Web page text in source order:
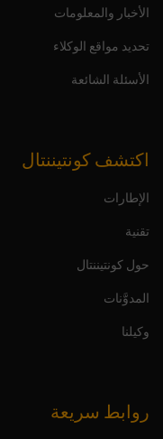
الأخبار والمعلومات
تحديد مواقع الوكلاء
الأسئلة الشائعة
اكتشف كونتيننتال
الإطارات
تقنية
حول كونتيننتال
المدوَّنات
وكيلنا
روابط سريعة